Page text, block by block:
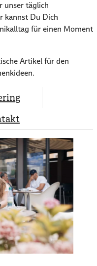
unser täglich
kannst Du Dich
für einen Moment
Artikel für den